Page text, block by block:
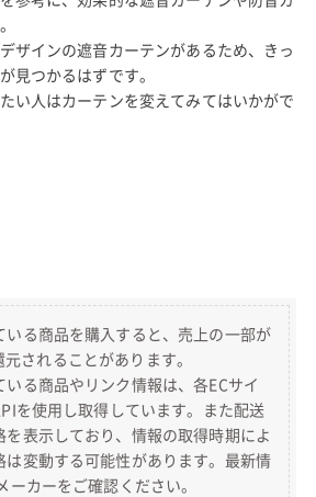
ザインの遮音カーテンがあるため、きっ
見つかるはずです。
い人はカーテンを変えてみてはいかがで
る商品を購入すると、売上の一部が
されることがあります。
る商品やリンク情報は、各ECサイ
を使用し取得しています。また配送
表示しており、情報の取得時期によ
は変動する可能性があります。最新情
ーカーをご確認ください。